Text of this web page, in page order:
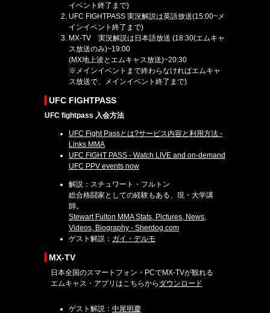
イベント終了まで)
UFC FIGHTPASS 実況解説は英語放送(15:00~メ
インイベント終了まで)
MX-TV 実況解説は日本語放送 (18:30(エムキャ
ス放送のみ)~19:00
(MX地上波とエムキャス放送)~20:30
※メインイベントまで終わらなければエムキャ
ス放送で、メインイベント終了まで)
UFC FIGHTPASS
UFC fightpass 入会方法
UFC Fight Passとは?サービス内容と利用方法 -
Links MMA
UFC FIGHT PASS - Watch LIVE and on-demand
UFC PPV events now
解説：スチュワート・フルトン
総合格闘家としての経験もある、現・大学講
師。
Stewart Fulton MMA Stats, Pictures, News,
Videos, Biography - Sherdog.com
ゲスト解説： ガイ・デルモ
MX-TV
日本全国のスマートフォン・PCでMX-TVが観れる
エムキャス・アプリはこちらから ダウンロード
ゲスト解説： 中尾明慶